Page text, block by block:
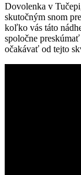
Dovolenka v
skutočným snom
koľko vás táto
spoločne
očakávať od tejto